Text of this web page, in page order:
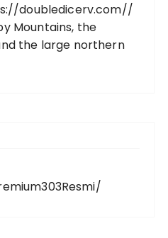
doubledicerv.com//
Mountains, the
the large northern